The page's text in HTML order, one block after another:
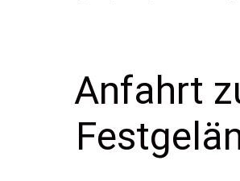
Anfahrt